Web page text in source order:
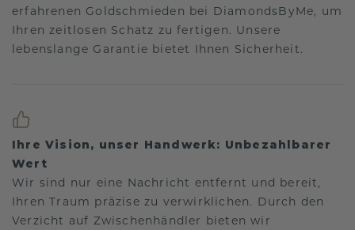
erfahrenen Goldschmieden bei DiamondsByMe, um
Ihren zeitlosen Schatz zu fertigen. Unsere
lebenslange Garantie bietet Ihnen Sicherheit.
Ihre Vision, unser Handwerk: Unbezahlbarer
Wert
Wir sind nur eine Nachricht entfernt und bereit,
Ihren Traum präzise zu verwirklichen. Durch den
Verzicht auf Zwischenhändler bieten wir